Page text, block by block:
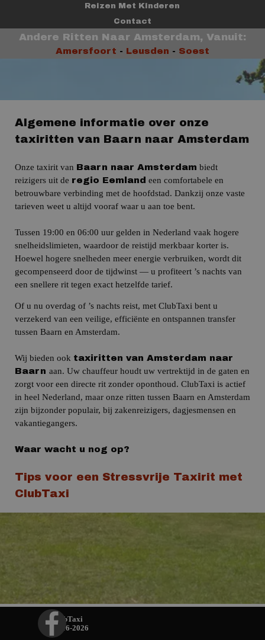
Reizen Met Kinderen
Contact
Andere Ritten Naar Amsterdam, Vanuit:
Amersfoort - Leusden - Soest
Algemene informatie over onze
taxiritten van Baarn naar Amsterdam
Onze taxirit van Baarn naar Amsterdam biedt
reizigers uit de regio Eemland een comfortabele en
betrouwbare verbinding met de hoofdstad. Dankzij onze vaste
tarieven weet u altijd vooraf waar u aan toe bent.
Tussen 19:00 en 06:00 uur gelden in Nederland vaak hogere
snelheidslimieten, waardoor de reistijd merkbaar korter is.
Hoewel hogere snelheden meer energie verbruiken, wordt dit
gecompenseerd door de tijdwinst — u profiteert ’s nachts van
een snellere rit tegen exact hetzelfde tarief.
Of u nu overdag of ’s nachts reist, met ClubTaxi bent u
verzekerd van een veilige, efficiënte en ontspannen transfer
tussen Baarn en Amsterdam.
Wij bieden ook taxiritten van Amsterdam naar
Baarn aan. Uw chauffeur houdt uw vertrektijd in de gaten en
zorgt voor een directe rit zonder oponthoud. ClubTaxi is actief
in heel Nederland, maar onze ritten tussen Baarn en Amsterdam
zijn bijzonder populair, bij zakenreizigers, dagjesmensen en
vakantiegangers.
Waar wacht u nog op?
Tips voor een Stressvrije Taxirit met
ClubTaxi
ClubTaxi
© 2016-2026